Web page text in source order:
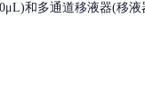
和多通道移液器(移液